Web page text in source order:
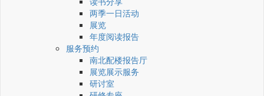
两季一日活动
展览
年度阅读报告
服务预约
南北配楼报告厅
展览展示服务
研讨室